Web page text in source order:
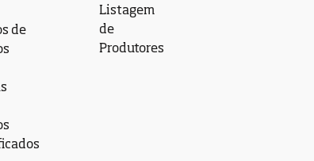
de
Listagem
de
Produtores